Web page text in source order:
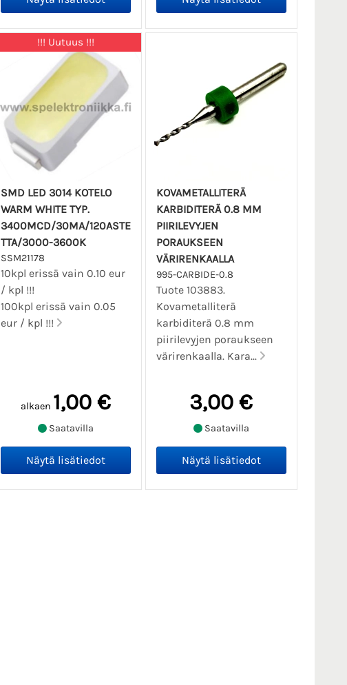
!!! Uutuus !!!
SMD LED 3014 KOTELO
WARM WHITE TYP.
3400MCD/30MA/120ASTE
TTA/3000-3600K
SSM21178
10kpl erissä vain 0.10 eur
/ kpl !!!
100kpl erissä vain 0.05
eur / kpl !!!
alkaen 1,00 €
Saatavilla
KOVAMETALLITERÄ
KARBIDITERÄ 0.8 MM
PIIRILEVYJEN
PORAUKSEEN
VÄRIRENKAALLA
995-CARBIDE-0.8
Tuote 103883.
Kovametalliterä
karbiditerä 0.8 mm
piirilevyjen poraukseen
värirenkaalla. Kara...
3,00 €
Saatavilla